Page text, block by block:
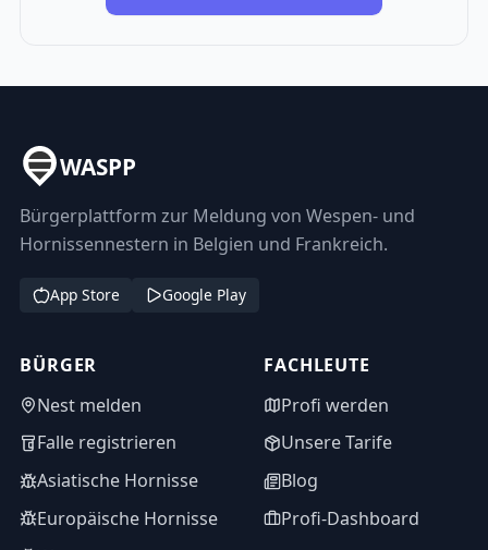
WASPP
Bürgerplattform zur Meldung von Wespen- und
Hornissennestern in Belgien und Frankreich.
App Store Google Play
BÜRGER
Nest melden
Falle registrieren
Asiatische Hornisse
Europäische Hornisse
FACHLEUTE
Profi werden
Unsere Tarife
Blog
Profi-Dashboard